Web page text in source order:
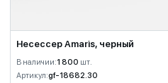
Несессер Amaris, черный
В наличии:1 800 шт.
Артикул:gf-18682.30